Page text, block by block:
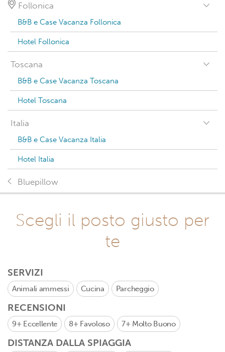
Follonica
B&B e Case Vacanza Follonica
Hotel Follonica
Toscana
B&B e Case Vacanza Toscana
Hotel Toscana
Italia
B&B e Case Vacanza Italia
Hotel Italia
Bluepillow
Scegli il posto giusto per
te
SERVIZI
Animali ammessi Cucina Parcheggio
RECENSIONI
9+ Eccellente 8+ Favoloso 7+ Molto Buono
DISTANZA DALLA SPIAGGIA